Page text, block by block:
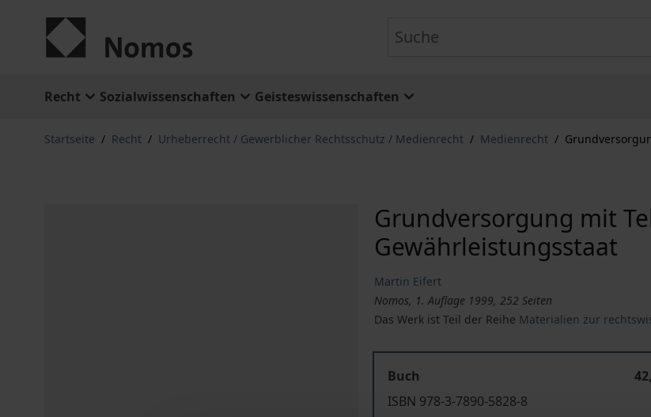
Recht Sozialwissenschaften Geisteswissenschaften
Startseite / Recht / Urheberrecht / Gewerblicher Rechtsschutz / Medienrecht / Medienrecht /
Grundversorgung mit
Gewährleistungsstaat
Martin Eifert
Nomos, 1. Auflage 1999, 252 Seiten
Das Werk ist Teil der Reihe Materialien zur
Buch
ISBN 978-3-7890-5828-8